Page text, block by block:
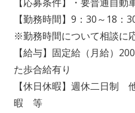
【応募条件】・要普通自動
【勤務時間】9：30～18：
※勤務時間について相談に
【給与】固定給（月給）
た歩合給有り
【休日休暇】週休二日制
暇 等